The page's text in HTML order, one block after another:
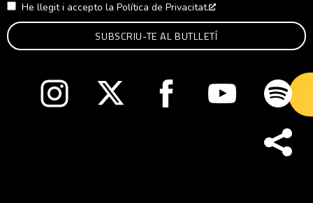
He llegit i accepto la Política de Privacitat.
Abre en nueva ventanaAbre en nueva ventanaAbre en nueva ventana
Abre en nueva